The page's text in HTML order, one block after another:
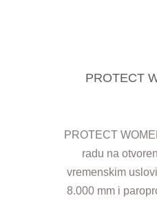
PROTECT
PROTECT
radu na
vremenskim
8.000 mm i